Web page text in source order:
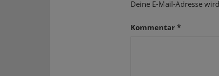
Deine E-Mail-Adresse
Kommentar *